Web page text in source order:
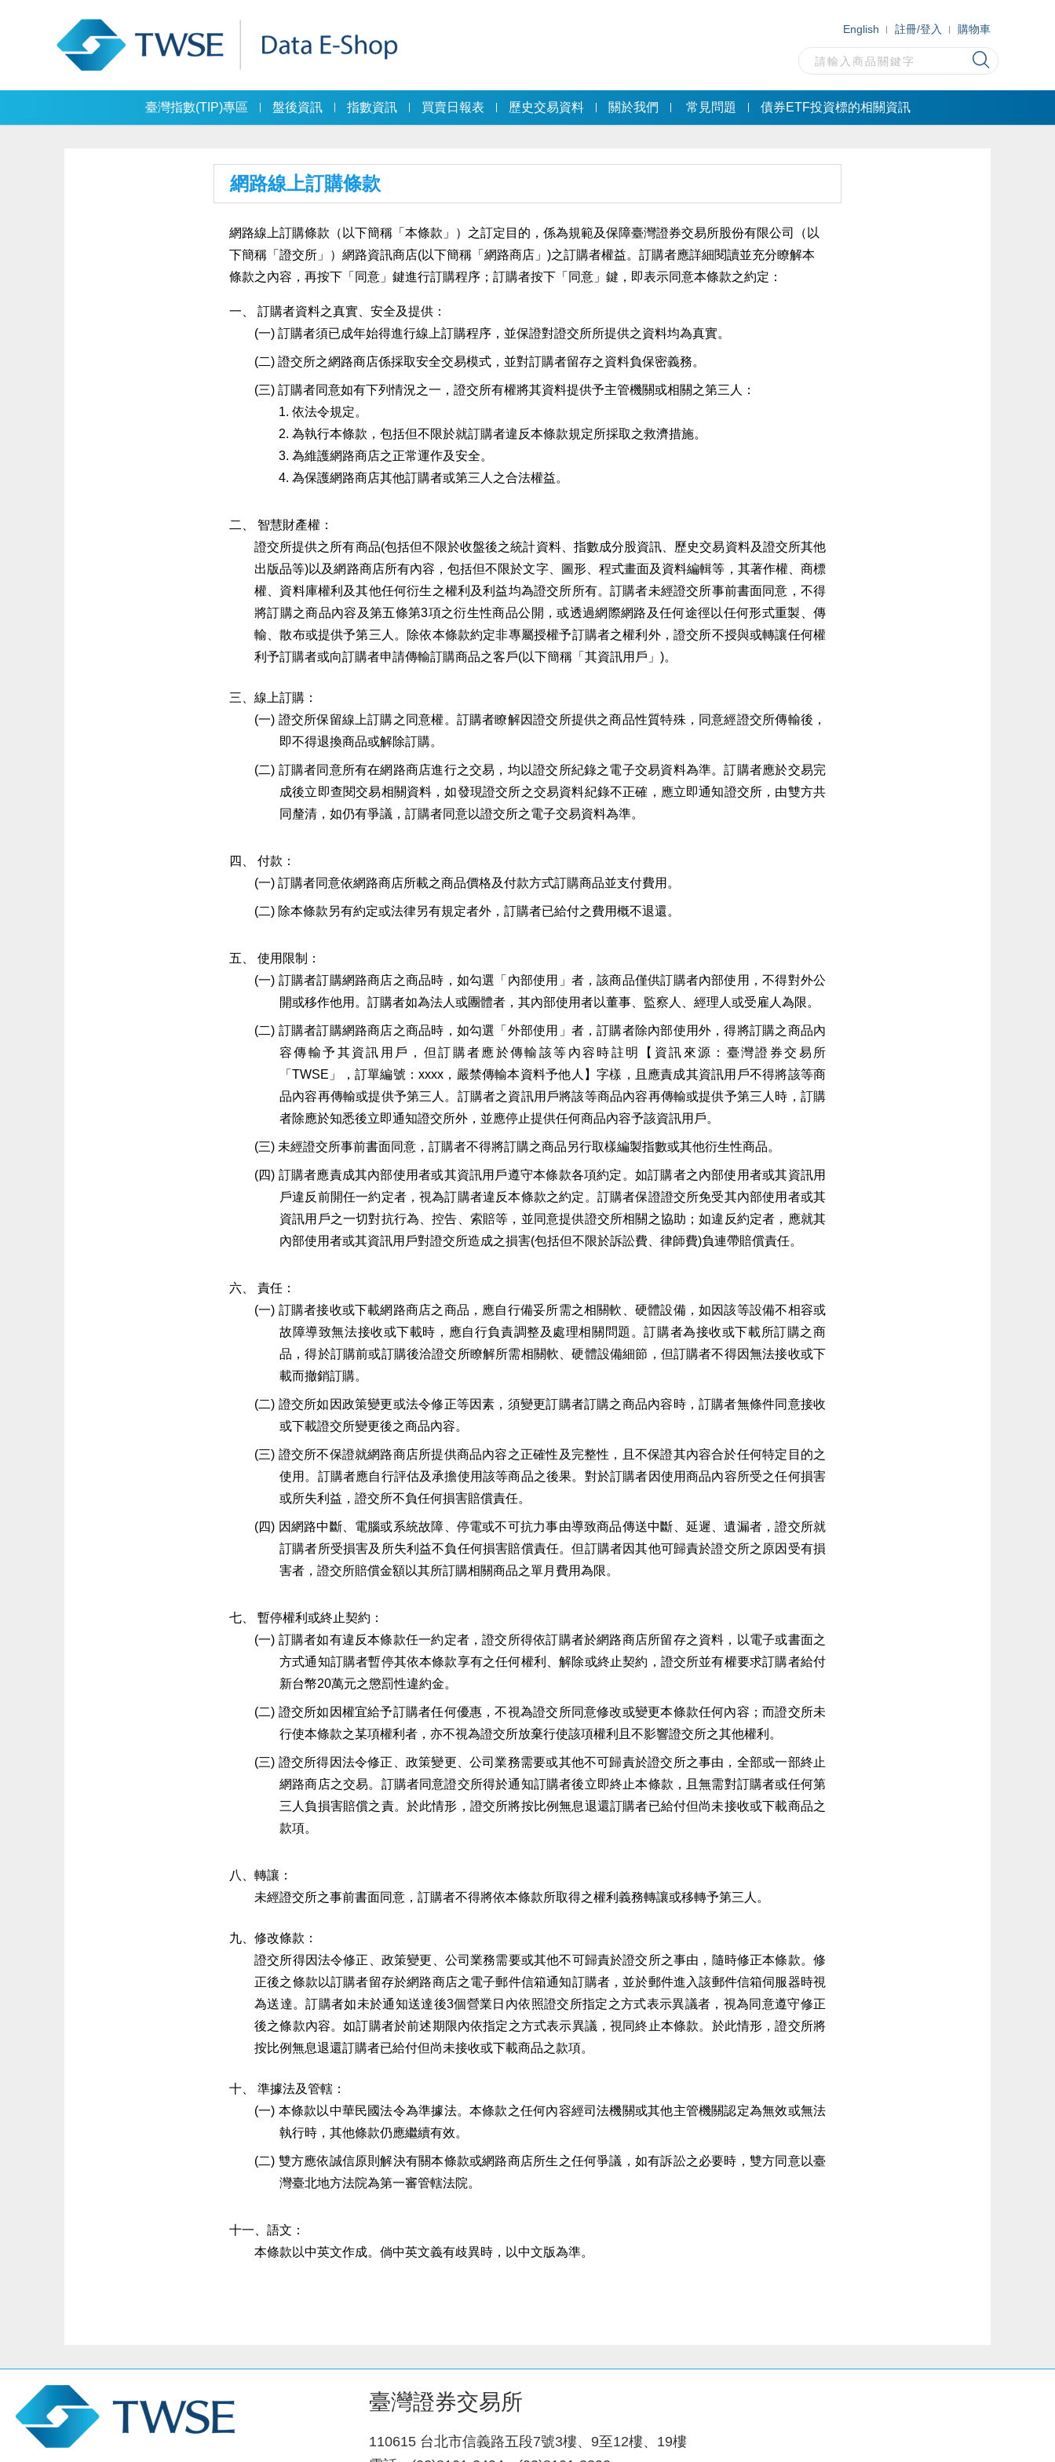
English 註冊/登入 購物車
臺灣指數(TIP)專區 盤後資訊 指數資訊 買賣日報表 歷史交易資料 關於我們 常見問題 債券ETF投資標的相關資訊
網路線上訂購條款
網路線上訂購條款（以下簡稱「本條款」）之訂定目的，係為規範及保障臺灣證券交易所股份有限公司（以
下簡稱「證交所」）網路資訊商店(以下簡稱「網路商店」)之訂購者權益。訂購者應詳細閱讀並充分瞭解本
條款之內容，再按下「同意」鍵進行訂購程序；訂購者按下「同意」鍵，即表示同意本條款之約定：
訂購者資料之真實、安全及提供：
訂購者須已成年始得進行線上訂購程序，並保證對證交所所提供之資料均為真實。
證交所之網路商店係採取安全交易模式，並對訂購者留存之資料負保密義務。
訂購者同意如有下列情況之一，證交所有權將其資料提供予主管機關或相關之第三人：
依法令規定。
為執行本條款，包括但不限於就訂購者違反本條款規定所採取之救濟措施。
為維護網路商店之正常運作及安全。
為保護網路商店其他訂購者或第三人之合法權益。
智慧財產權：
證交所提供之所有商品(包括但不限於收盤後之統計資料、指數成分股資訊、歷史交易資料及證交所其他
出版品等)以及網路商店所有內容，包括但不限於文字、圖形、程式畫面及資料編輯等，其著作權、商標
權、資料庫權利及其他任何衍生之權利及利益均為證交所所有。訂購者未經證交所事前書面同意，不得
將訂購之商品內容及第五條第3項之衍生性商品公開，或透過網際網路及任何途徑以任何形式重製、傳
輸、散布或提供予第三人。除依本條款約定非專屬授權予訂購者之權利外，證交所不授與或轉讓任何權
利予訂購者或向訂購者申請傳輸訂購商品之客戶(以下簡稱「其資訊用戶」)。
線上訂購：
證交所保留線上訂購之同意權。訂購者瞭解因證交所提供之商品性質特殊，同意經證交所傳輸後，
即不得退換商品或解除訂購。
訂購者同意所有在網路商店進行之交易，均以證交所紀錄之電子交易資料為準。訂購者應於交易完
成後立即查閱交易相關資料，如發現證交所之交易資料紀錄不正確，應立即通知證交所，由雙方共
同釐清，如仍有爭議，訂購者同意以證交所之電子交易資料為準。
付款：
訂購者同意依網路商店所載之商品價格及付款方式訂購商品並支付費用。
除本條款另有約定或法律另有規定者外，訂購者已給付之費用概不退還。
使用限制：
訂購者訂購網路商店之商品時，如勾選「內部使用」者，該商品僅供訂購者內部使用，不得對外公
開或移作他用。訂購者如為法人或團體者，其內部使用者以董事、監察人、經理人或受雇人為限。
訂購者訂購網路商店之商品時，如勾選「外部使用」者，訂購者除內部使用外，得將訂購之商品內
容傳輸予其資訊用戶，但訂購者應於傳輸該等內容時註明【資訊來源：臺灣證券交易所
「TWSE」，訂單編號：xxxx，嚴禁傳輸本資料予他人】字樣，且應責成其資訊用戶不得將該等商
品內容再傳輸或提供予第三人。訂購者之資訊用戶將該等商品內容再傳輸或提供予第三人時，訂購
者除應於知悉後立即通知證交所外，並應停止提供任何商品內容予該資訊用戶。
未經證交所事前書面同意，訂購者不得將訂購之商品另行取樣編製指數或其他衍生性商品。
訂購者應責成其內部使用者或其資訊用戶遵守本條款各項約定。如訂購者之內部使用者或其資訊用
戶違反前開任一約定者，視為訂購者違反本條款之約定。訂購者保證證交所免受其內部使用者或其
資訊用戶之一切對抗行為、控告、索賠等，並同意提供證交所相關之協助；如違反約定者，應就其
內部使用者或其資訊用戶對證交所造成之損害(包括但不限於訴訟費、律師費)負連帶賠償責任。
責任：
訂購者接收或下載網路商店之商品，應自行備妥所需之相關軟、硬體設備，如因該等設備不相容或
故障導致無法接收或下載時，應自行負責調整及處理相關問題。訂購者為接收或下載所訂購之商
品，得於訂購前或訂購後洽證交所瞭解所需相關軟、硬體設備細節，但訂購者不得因無法接收或下
載而撤銷訂購。
證交所如因政策變更或法令修正等因素，須變更訂購者訂購之商品內容時，訂購者無條件同意接收
或下載證交所變更後之商品內容。
證交所不保證就網路商店所提供商品內容之正確性及完整性，且不保證其內容合於任何特定目的之
使用。訂購者應自行評估及承擔使用該等商品之後果。對於訂購者因使用商品內容所受之任何損害
或所失利益，證交所不負任何損害賠償責任。
因網路中斷、電腦或系統故障、停電或不可抗力事由導致商品傳送中斷、延遲、遺漏者，證交所就
訂購者所受損害及所失利益不負任何損害賠償責任。但訂購者因其他可歸責於證交所之原因受有損
害者，證交所賠償金額以其所訂購相關商品之單月費用為限。
暫停權利或終止契約：
訂購者如有違反本條款任一約定者，證交所得依訂購者於網路商店所留存之資料，以電子或書面之
方式通知訂購者暫停其依本條款享有之任何權利、解除或終止契約，證交所並有權要求訂購者給付
新台幣20萬元之懲罰性違約金。
證交所如因權宜給予訂購者任何優惠，不視為證交所同意修改或變更本條款任何內容；而證交所未
行使本條款之某項權利者，亦不視為證交所放棄行使該項權利且不影響證交所之其他權利。
證交所得因法令修正、政策變更、公司業務需要或其他不可歸責於證交所之事由，全部或一部終止
網路商店之交易。訂購者同意證交所得於通知訂購者後立即終止本條款，且無需對訂購者或任何第
三人負損害賠償之責。於此情形，證交所將按比例無息退還訂購者已給付但尚未接收或下載商品之
款項。
轉讓：
未經證交所之事前書面同意，訂購者不得將依本條款所取得之權利義務轉讓或移轉予第三人。
修改條款：
證交所得因法令修正、政策變更、公司業務需要或其他不可歸責於證交所之事由，隨時修正本條款。修
正後之條款以訂購者留存於網路商店之電子郵件信箱通知訂購者，並於郵件進入該郵件信箱伺服器時視
為送達。訂購者如未於通知送達後3個營業日內依照證交所指定之方式表示異議者，視為同意遵守修正
後之條款內容。如訂購者於前述期限內依指定之方式表示異議，視同終止本條款。於此情形，證交所將
按比例無息退還訂購者已給付但尚未接收或下載商品之款項。
準據法及管轄：
本條款以中華民國法令為準據法。本條款之任何內容經司法機關或其他主管機關認定為無效或無法
執行時，其他條款仍應繼續有效。
雙方應依誠信原則解決有關本條款或網路商店所生之任何爭議，如有訴訟之必要時，雙方同意以臺
灣臺北地方法院為第一審管轄法院。
語文：
本條款以中英文作成。倘中英文義有歧異時，以中文版為準。
臺灣證券交易所
110615 台北市信義路五段7號3樓、9至12樓、19樓